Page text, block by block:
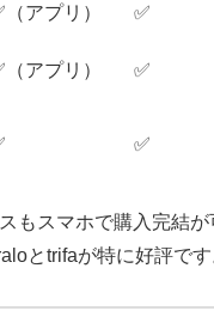
（アプリ） ✅
（アプリ） ✅
✅
もスマホで購入完結
とtrifaが特に好評です